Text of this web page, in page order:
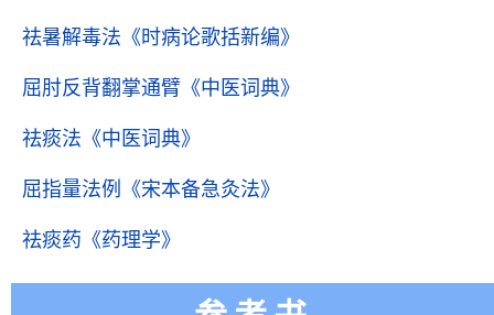
祛暑解毒法 《时病论歌括新编》
屈肘反背翻掌通臂 《中医词典》
祛痰法 《中医词典》
屈指量法例 《宋本备急灸法》
祛痰药 《药理学》